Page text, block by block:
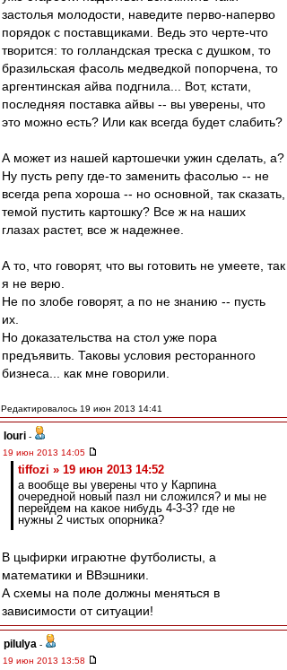
застолья молодости, наведите перво-наперво
порядок с поставщиками. Ведь это черте-что
творится: то голландская треска с душком, то
бразильская фасоль медведкой попорчена, то
аргентинская айва подгнила... Вот, кстати,
последняя поставка айвы -- вы уверены, что
это можно есть? Или как всегда будет слабить?
А может из нашей картошечки ужин сделать, а?
Ну пусть репу где-то заменить фасолью -- не
всегда репа хороша -- но основной, так сказать,
темой пустить картошку? Все ж на наших
глазах растет, все ж надежнее.
А то, что говорят, что вы готовить не умеете, так
я не верю.
Не по злобе говорят, а по не знанию -- пусть
их.
Но доказательства на стол уже пора
предъявить. Таковы условия ресторанного
бизнеса... как мне говорили.
Редактировалось 19 июн 2013 14:41
Iouri -
19 июн 2013 14:05
tiffozi » 19 июн 2013 14:52
а вообще вы уверены что у Карпина
очередной новый пазл ни сложился? и мы не
перейдем на какое нибудь 4-3-3? где не
нужны 2 чистых опорника?
В цыфирки играютне футболисты, а
математики и ВВэшники.
А схемы на поле должны меняться в
зависимости от ситуации!
pilulya -
19 июн 2013 13:58